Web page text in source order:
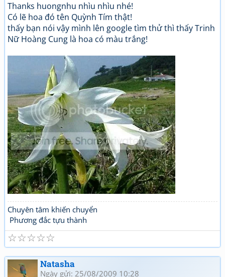
Thanks huongnhu nhìu nhìu nhé!
Có lẽ hoa đó tên Quỳnh Tím thật!
thấy bạn nói vậy mình lên google tìm thử thì thấy Trinh
Nữ Hoàng Cung là hoa có màu trắng!
Chuyên tâm khiến chuyển
Phương đắc tựu thành
☆
☆
☆
☆
☆
Natasha
Ngày gửi: 25/08/2009 10:28